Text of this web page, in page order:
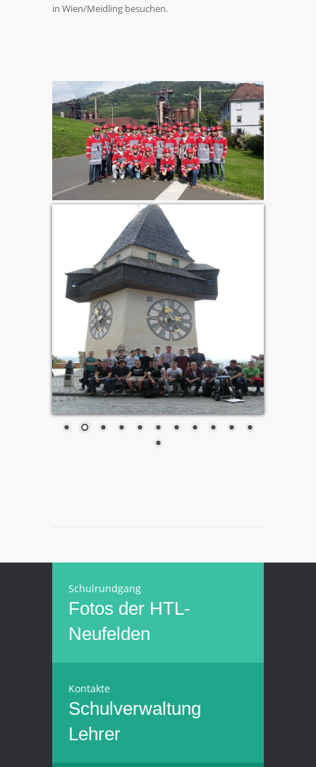
in Wien/Meidling besuchen.
Neufelden
Lehrer